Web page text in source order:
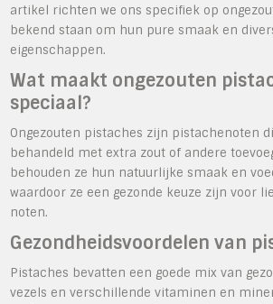
artikel richten we ons specifiek op
bekend staan om hun pure smaak en
eigenschappen.
Wat maakt ongezouten
speciaal?
Ongezouten pistaches zijn pistachenoten
behandeld met extra zout of andere
behouden ze hun natuurlijke smaak en
waardoor ze een gezonde keuze zijn voor
noten.
Gezondheidsvoordelen van
Pistaches bevatten een goede mix van
vezels en verschillende vitaminen en